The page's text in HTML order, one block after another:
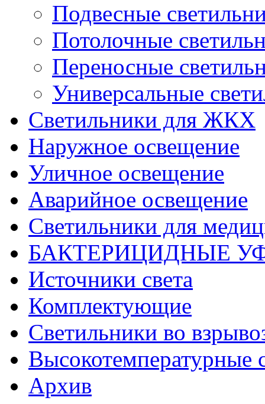
Подвесные
Потолочные
Переносные
Универсальные
Светильники для ЖКХ
Наружное освещение
Уличное освещение
Аварийное освещение
Светильники для
БАКТЕРИЦИДНЫЕ
Источники света
Комплектующие
Светильники во
Высокотемпературные
Архив